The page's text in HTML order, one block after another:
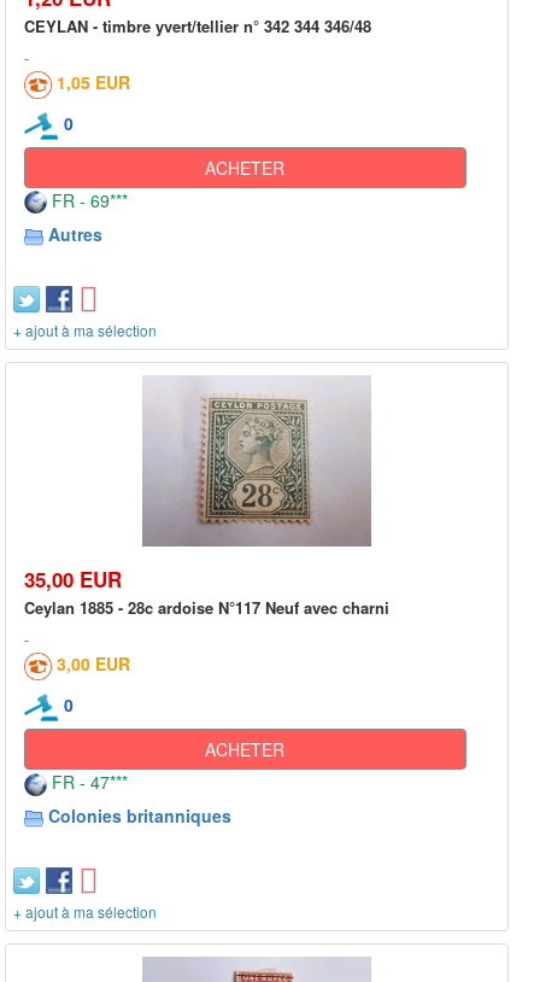
CEYLAN - timbre yvert/tellier n° 342 344 346/48
1,05 EUR
0
ACHETER
FR - 69***
Autres
+ ajout à ma sélection
35,00 EUR
Ceylan 1885 - 28c ardoise N°117 Neuf avec charni
3,00 EUR
0
ACHETER
FR - 47***
Colonies britanniques
+ ajout à ma sélection